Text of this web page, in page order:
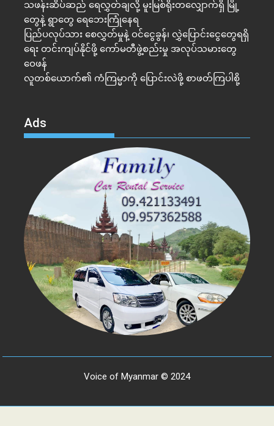
သဖန်းဆိပ်ဆည် ရေလွှတ်ချလို့ မူးမြစ်ရိုးတလျှောက်ရှိ မြို့
တွေနဲ့ ရွာတွေ ရေဘေးကြုံနေရ
ပြည်ပလုပ်သား စေလွှတ်မှုနဲ့ ဝင်ငွေခွန်၊ လွှဲပြောင်းငွေတွေရရှိ
ရေး တင်းကျပ်နိုင်ဖို့ ကော်မတီဖွဲ့စည်းမှု အလုပ်သမားတွေ
ဝေဖန်
လူတစ်ယောက်၏ ကံကြမ္မာကို ပြောင်းလဲဖို့ စာဖတ်ကြပါစို့
Ads
Voice of Myanmar © 2024